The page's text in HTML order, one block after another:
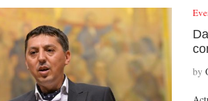
by